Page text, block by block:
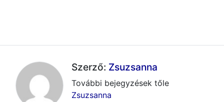
Szerző: Zsuzsanna
További bejegyzések tőle
Zsuzsanna